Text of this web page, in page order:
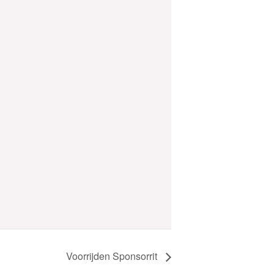
Voorrijden Sponsorrit